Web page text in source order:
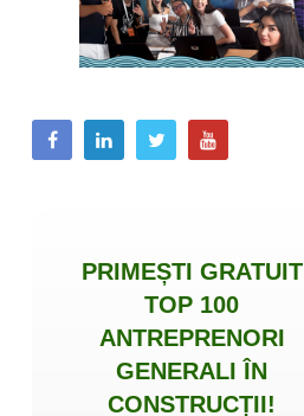
PRIMEȘTI GRATUIT
TOP 100
ANTREPRENORI
GENERALI ÎN
CONSTRUCȚII!